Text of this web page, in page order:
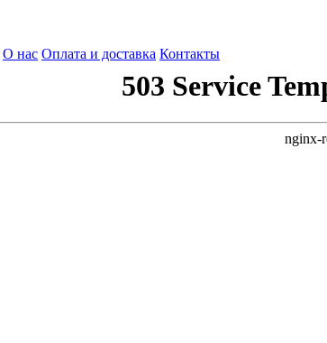
О нас Оплата и доставка Контакты